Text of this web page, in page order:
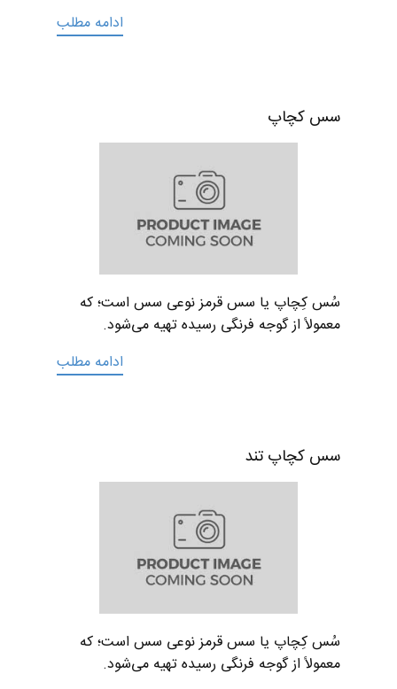
ادامه مطلب
سس کچاپ
سُس کِچاپ یا سس قرمز نوعی سس است؛ که
معمولاً از گوجه فرنگی رسیده تهیه می‌شود.
ادامه مطلب
سس کچاپ تند
سُس کِچاپ یا سس قرمز نوعی سس است؛ که
معمولاً از گوجه فرنگی رسیده تهیه می‌شود.